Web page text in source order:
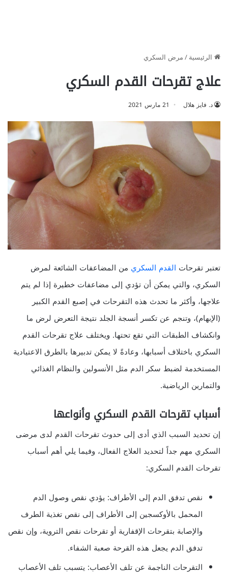
الرئيسية/مرض السكري
علاج تقرحات القدم السكري
د. فايز هلال 21 مارس 2021
تعتبر تقرحات القدم السكري من المضاعفات الشائعة لمرض
السكري، والتي يمكن أن تؤدي إلى مضاعفات خطيرة إذا لم يتم
علاجها، وأكثر ما تحدث هذه التقرحات في إصبع القدم الكبير
(الإبهام)، وتنجم عن تكسر أنسجة الجلد نتيجة التعرض لرض ما
وانكشاف الطبقات التي تقع تحتها. ويختلف علاج تقرحات القدم
السكري باختلاف أسبابها، وعادةً لا يمكن تدبيرها بالطرق الاعتيادية
المستخدمة لضبط سكر الدم مثل الأنسولين والنظام الغذائي
والتمارين الرياضية.
أسباب تقرحات القدم السكري وأنواعها
إن تحديد السبب الذي أدى إلى حدوث تقرحات القدم لدى مرضى
السكري مهم جداً لتحديد العلاج الفعال، وفيما يلي أهم أسباب
تقرحات القدم السكري:
نقص تدفق الدم إلى الأطراف: يؤدي نقص وصول الدم
المحمل بالأوكسجين إلى الأطراف إلى نقص تغذية الطرف
والإصابة بتقرحات الإقفارية أو تقرحات نقص التروية، وإن نقص
تدفق الدم يجعل هذه القرحة صعبة الشفاء.
التقرحات الناجمة عن تلف الأعصاب: يتسبب تلف الأعصاب